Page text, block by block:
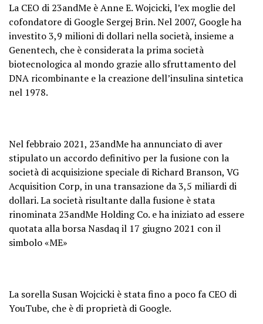
La CEO di 23andMe è Anne E. Wojcicki, l’ex moglie del
cofondatore di Google Sergej Brin. Nel 2007, Google ha
investito 3,9 milioni di dollari nella società, insieme a
Genentech, che è considerata la prima società
biotecnologica al mondo grazie allo sfruttamento del
DNA ricombinante e la creazione dell’insulina sintetica
nel 1978.
Nel febbraio 2021, 23andMe ha annunciato di aver
stipulato un accordo definitivo per la fusione con la
società di acquisizione speciale di Richard Branson, VG
Acquisition Corp, in una transazione da 3,5 miliardi di
dollari. La società risultante dalla fusione è stata
rinominata 23andMe Holding Co. e ha iniziato ad essere
quotata alla borsa Nasdaq il 17 giugno 2021 con il
simbolo «ME»
La sorella Susan Wojcicki è stata fino a poco fa CEO di
YouTube, che è di proprietà di Google.